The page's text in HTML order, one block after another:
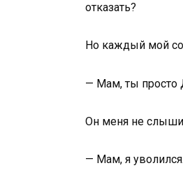
отказать?
Но каждый мой
— Мам, ты просто
Он меня не
— Мам, я